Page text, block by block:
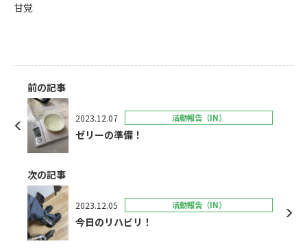
甘党
前の記事
2023.12.07 活動報告（IN）
ゼリーの準備！
次の記事
2023.12.05 活動報告（IN）
今日のリハビリ！